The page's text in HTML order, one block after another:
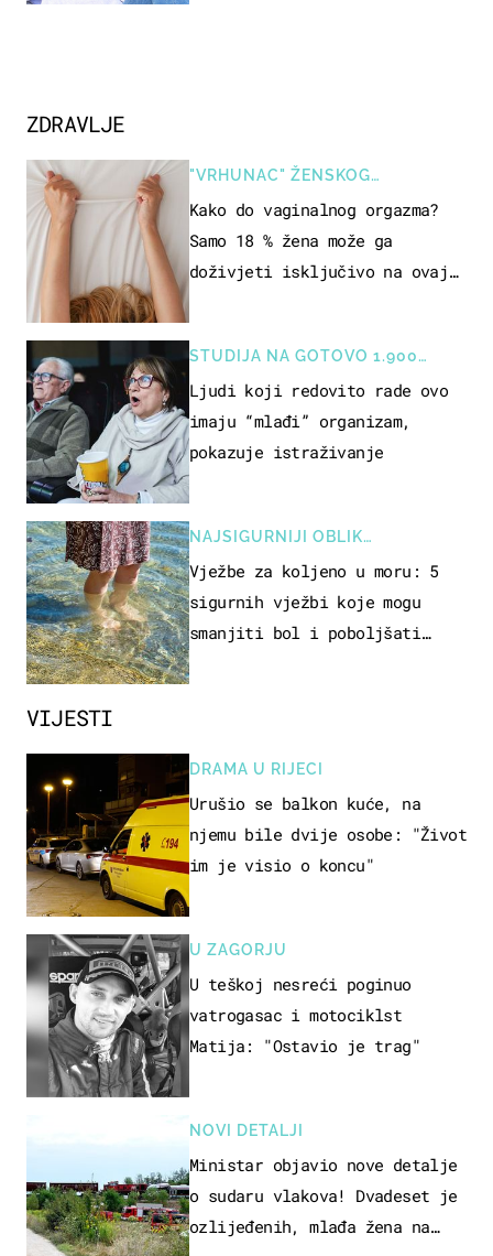
VIJESTI
DRAMA U RIJECI
Urušio se balkon kuće, na
njemu bile dvije osobe: "Život
im je visio o koncu"
U ZAGORJU
U teškoj nesreći poginuo
vatrogasac i motociklst
Matija: "Ostavio je trag"
NOVI DETALJI
Ministar objavio nove detalje
o sudaru vlakova! Dvadeset je
ozlijeđenih, mlađa žena na
ZDRAVLJE
"VRHUNAC" ŽENSKOG
SEKSUALNOG ISKUSTVA
Kako do vaginalnog orgazma?
Samo 18 % žena može ga
doživjeti isključivo na ovaj
STUDIJA NA GOTOVO 1.900
OSOBA
Ljudi koji redovito rade ovo
imaju “mlađi” organizam,
pokazuje istraživanje
NAJSIGURNIJI OBLIK
REKREACIJE
Vježbe za koljeno u moru: 5
sigurnih vježbi koje mogu
smanjiti bol i poboljšati